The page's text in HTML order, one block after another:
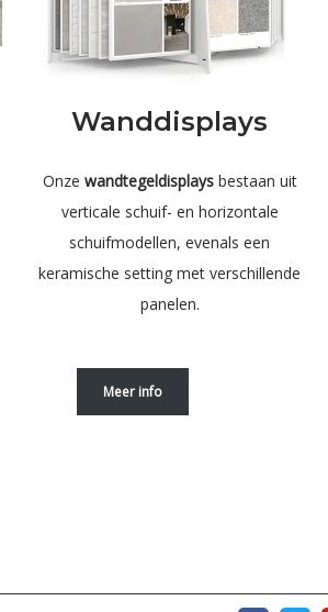
Wanddisplays
Onze wandtegeldisplays bestaan uit
verticale schuif- en horizontale
schuifmodellen, evenals een
keramische setting met verschillende
panelen.
Meer info